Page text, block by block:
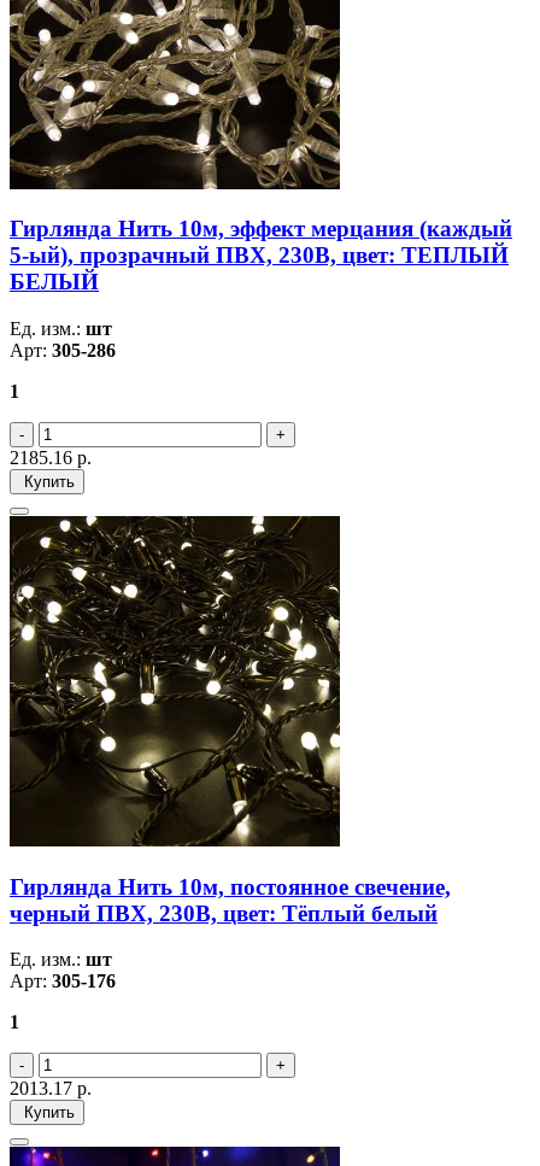
Гирлянда Нить 10м, эффект мерцания (каждый
5-ый), прозрачный ПВХ, 230В, цвет: ТЕПЛЫЙ
БЕЛЫЙ
Ед. изм.: шт
Арт: 305-286
1
2185.16 р.
Купить
Гирлянда Нить 10м, постоянное свечение,
черный ПВХ, 230В, цвет: Тёплый белый
Ед. изм.: шт
Арт: 305-176
1
2013.17 р.
Купить